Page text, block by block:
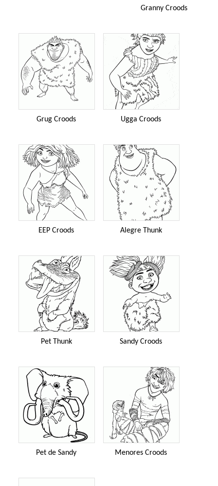
Granny Croods
Grug Croods Ugga Croods
EEP Croods Alegre Thunk
Pet Thunk Sandy Croods
Pet de Sandy Menores Croods